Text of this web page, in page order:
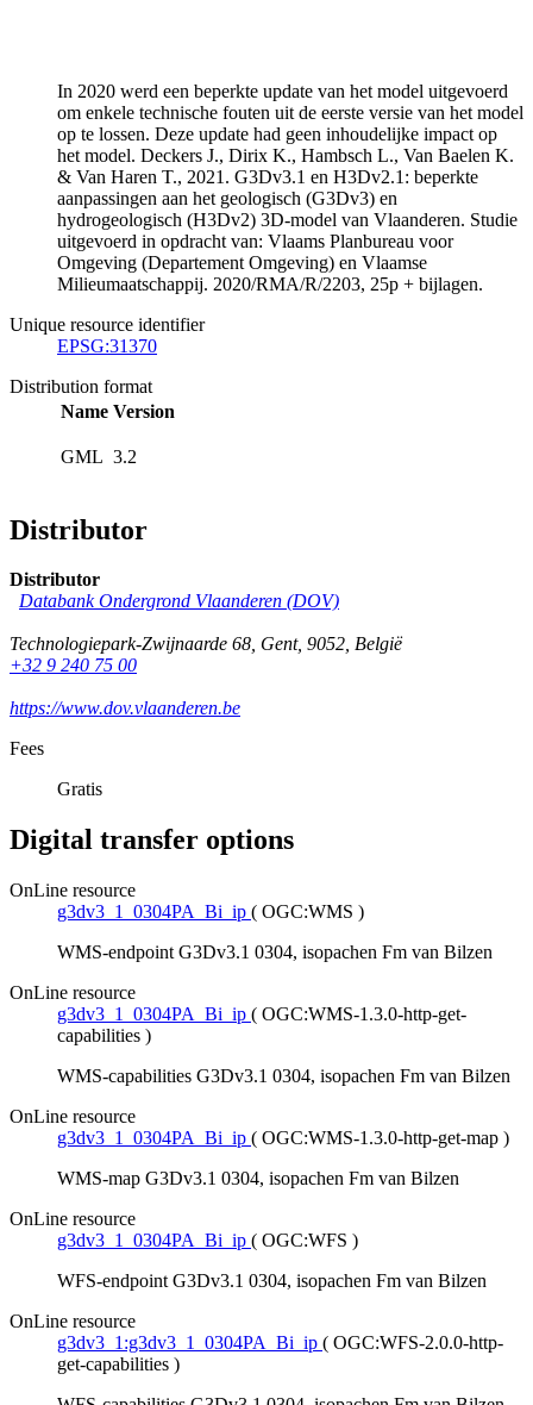
In 2020 werd een beperkte update van het model uitgevoerd
om enkele technische fouten uit de eerste versie van het model
op te lossen. Deze update had geen inhoudelijke impact op
het model. Deckers J., Dirix K., Hambsch L., Van Baelen K.
& Van Haren T., 2021. G3Dv3.1 en H3Dv2.1: beperkte
aanpassingen aan het geologisch (G3Dv3) en
hydrogeologisch (H3Dv2) 3D-model van Vlaanderen. Studie
uitgevoerd in opdracht van: Vlaams Planbureau voor
Omgeving (Departement Omgeving) en Vlaamse
Milieumaatschappij. 2020/RMA/R/2203, 25p + bijlagen.
Unique resource identifier
EPSG:31370
Distribution format
Name Version
GML 3.2
Distributor
Distributor
Databank Ondergrond Vlaanderen (DOV)
Technologiepark-Zwijnaarde 68, Gent, 9052, België
+32 9 240 75 00
https://www.dov.vlaanderen.be
Fees
Gratis
Digital transfer options
OnLine resource
g3dv3_1_0304PA_Bi_ip ( OGC:WMS )
WMS-endpoint G3Dv3.1 0304, isopachen Fm van Bilzen
OnLine resource
g3dv3_1_0304PA_Bi_ip ( OGC:WMS-1.3.0-http-get-
capabilities )
WMS-capabilities G3Dv3.1 0304, isopachen Fm van Bilzen
OnLine resource
g3dv3_1_0304PA_Bi_ip ( OGC:WMS-1.3.0-http-get-map )
WMS-map G3Dv3.1 0304, isopachen Fm van Bilzen
OnLine resource
g3dv3_1_0304PA_Bi_ip ( OGC:WFS )
WFS-endpoint G3Dv3.1 0304, isopachen Fm van Bilzen
OnLine resource
g3dv3_1:g3dv3_1_0304PA_Bi_ip ( OGC:WFS-2.0.0-http-
get-capabilities )